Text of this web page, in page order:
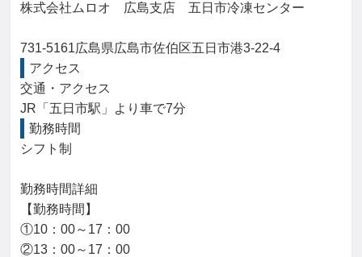
株式会社ムロオ　広島支店　五日市冷凍センター
731-5161広島県広島市佐伯区五日市港3-22-4
アクセス
交通・アクセス
JR「五日市駅」より車で7分
勤務時間
シフト制
勤務時間詳細
【勤務時間】
①10：00～17：00
②13：00～17：00